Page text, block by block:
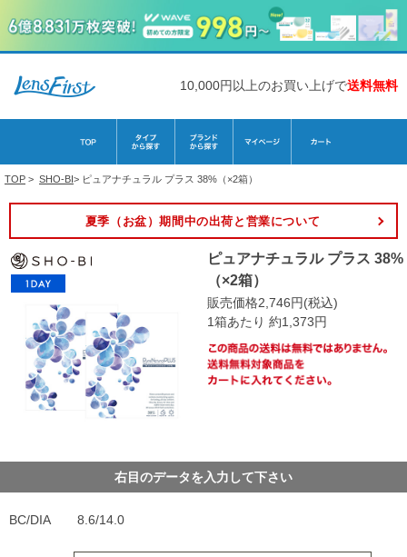
10,000円以上のお買い上げで送料無料
TOP > SHO-BI> ピュアナチュラル プラス 38%（×2箱）
夏季（お盆）期間中の出荷と営業について
ピュアナチュラル プラス 38%
（×2箱）
販売価格2,746円(税込)
1箱あたり 約1,373円
右目のデータを入力して下さい
BC/DIA 8.6/14.0